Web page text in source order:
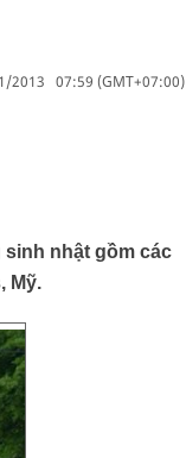
2013 07:59 (GMT+07:00)
nhật gồm các
Mỹ.